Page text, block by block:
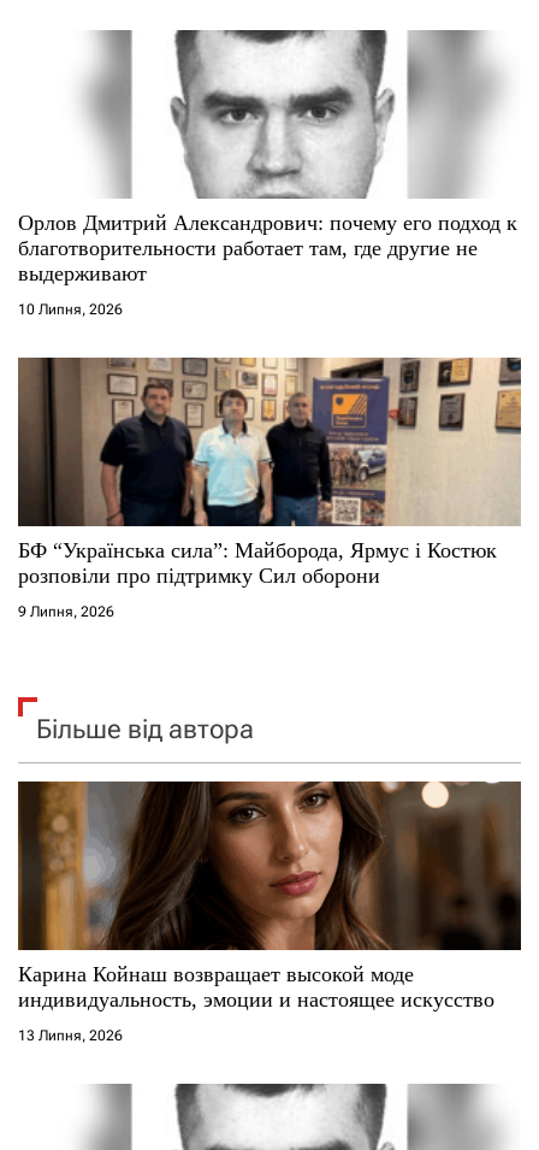
Орлов Дмитрий Александрович: почему его подход к
благотворительности работает там, где другие не
выдерживают
10 Липня, 2026
БФ “Українська сила”: Майборода, Ярмус і Костюк
розповіли про підтримку Сил оборони
9 Липня, 2026
Більше від автора
Карина Койнаш возвращает высокой моде
индивидуальность, эмоции и настоящее искусство
13 Липня, 2026